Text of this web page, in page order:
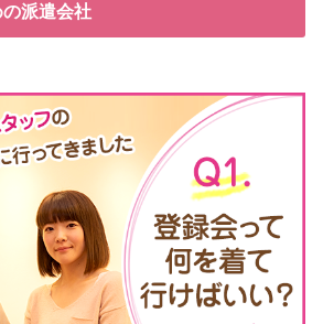
派遣会社